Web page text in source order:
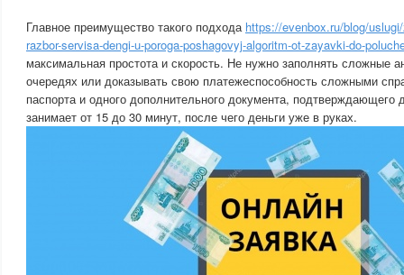
Главное преимущество такого подхода https://evenbox.ru/blog/
razbor-servisa-dengi-u-poroga-poshagovyj-algoritm-ot-zayavki-do-
максимальная простота и скорость. Не нужно заполнять сложные
очередях или доказывать свою платежеспособность сложными
паспорта и одного дополнительного документа, подтверждающего
занимает от 15 до 30 минут, после чего деньги уже в руках.